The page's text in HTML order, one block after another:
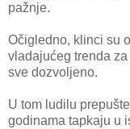
pažnje.
Očigledno, klinci su
vladajućeg trenda
sve dozvoljeno.
U tom ludilu
godinama tapkaju u